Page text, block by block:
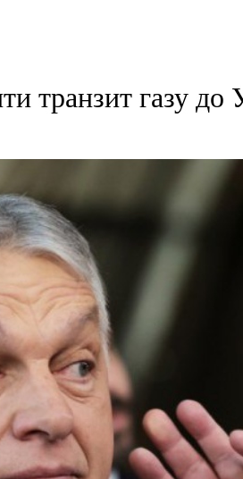
транзит газу до